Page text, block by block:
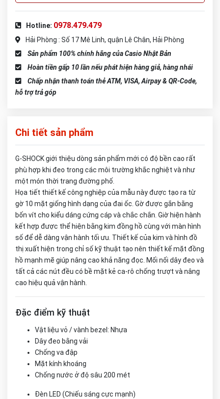
Hotline: 0978.479.479
Hải Phòng : Số 17 Mê Linh, quận Lê Chân, Hải Phòng
Sản phẩm 100% chính hãng của Casio Nhật Bản
Hoàn tiền gấp 10 lần nếu phát hiện hàng giả, hàng nhái
Chấp nhận thanh toán thẻ ATM, VISA, Airpay & QR-Code,
hỗ trợ trả góp
Chi tiết sản phẩm
G-SHOCK giới thiệu dòng sản phẩm mới có độ bền cao rất
phù hợp khi đeo trong các môi trường khắc nghiệt và như
một món thời trang đường phố.
Họa tiết thiết kế công nghiệp của mẫu này được tạo ra từ
gờ 10 mặt giống hình dạng của đai ốc. Gờ được gắn bằng
bốn vít cho kiểu dáng cứng cáp và chắc chắn. Giờ hiện hành
kết hợp được thể hiện bằng kim đồng hồ cùng với màn hình
số để dễ dàng vận hành tối ưu. Thiết kế của kim và hình đồ
thị xuất hiện trong chỉ số kỹ thuật tạo nên thiết kế mặt đồng
hồ mạnh mẽ giúp nâng cao khả năng đọc. Mối nối dây đeo và
tất cả các nút đều có bề mặt kẻ ca-rô chống trượt và nâng
cao hiệu quả vận hành.
Đặc điểm kỹ thuật
Vật liệu vỏ / vành bezel: Nhựa
Dây đeo bằng vải
Chống va đập
Mặt kính khoáng
Chống nước ở độ sâu 200 mét
Đèn LED (Chiếu sáng cực mạnh)